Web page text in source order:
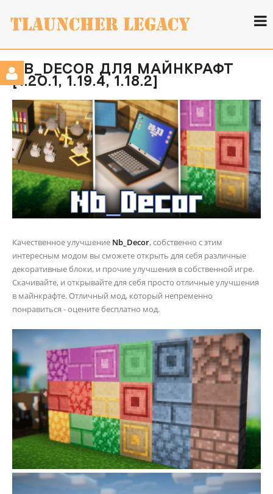
NB_DECOR ДЛЯ МАЙНКРАФТ
[1.20.1, 1.19.4, 1.18.2]
Качественное улучшение Nb_Decor, собственно с этим
интересным модом вы сможете открыть для себя различные
декоративные блоки, и прочие улучшения в собственной игре.
Скачивайте, и открывайте для себя просто отличные улучшения
в майнкрафте. Отличный мод, который непременно
понравиться - оцените бесплатно мод.